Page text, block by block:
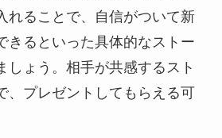
れることで、自信がついて新
きるといった具体的なストー
しょう。相手が共感するスト
、プレゼントしてもらえる可